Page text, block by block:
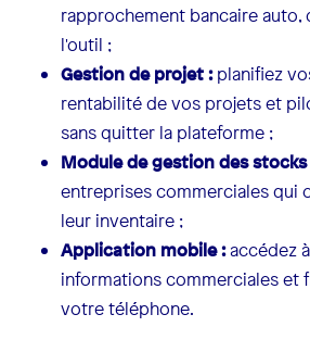
rapprochement bancaire
l'outil ;
Gestion de projet :planifiez
rentabilité de vos projets et
sans quitter la plateforme ;
Module de gestion des stocks
entreprises commerciales qui
leur inventaire ;
Application mobile :accédez
informations commerciales et
votre téléphone.